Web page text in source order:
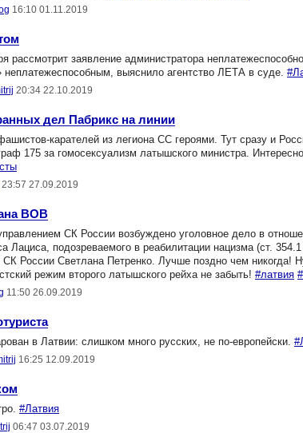
16:10 01.11.2019
рассмотрит заявление администратора
неплатежеспособным, выяснило агентство ЛЕТА в суде.
20:34 22.10.2019
дел Пабрикс на линии
карателей из легиона СС героями. Тут сразу и
175 за гомосексуализм латышского министра.
23:57 27.09.2019
ВОВ
СК России возбуждено уголовное дело в
Лациса, подозреваемого в реабилитации нацизма (ст.
России Светлана Петренко. Лучше поздно чем никогда!
режим второго латышского рейха не забыть! #латвия
11:50 26.09.2019
в Латвии: слишком много русских, не по-европейски.
16:25 12.09.2019
#Латвия
06:47 03.07.2019